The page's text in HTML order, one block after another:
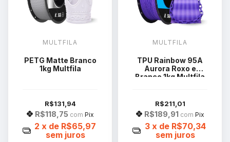
MULTFILA
PETG Matte Branco
1kg Multfila
R$131,94
R$118,75 com Pix
2 x de R$65,97
sem juros
MULTFILA
TPU Rainbow 95A
Aurora Roxo e
Branco 1kg Multfila
R$211,01
R$189,91 com Pix
3 x de R$70,34
sem juros